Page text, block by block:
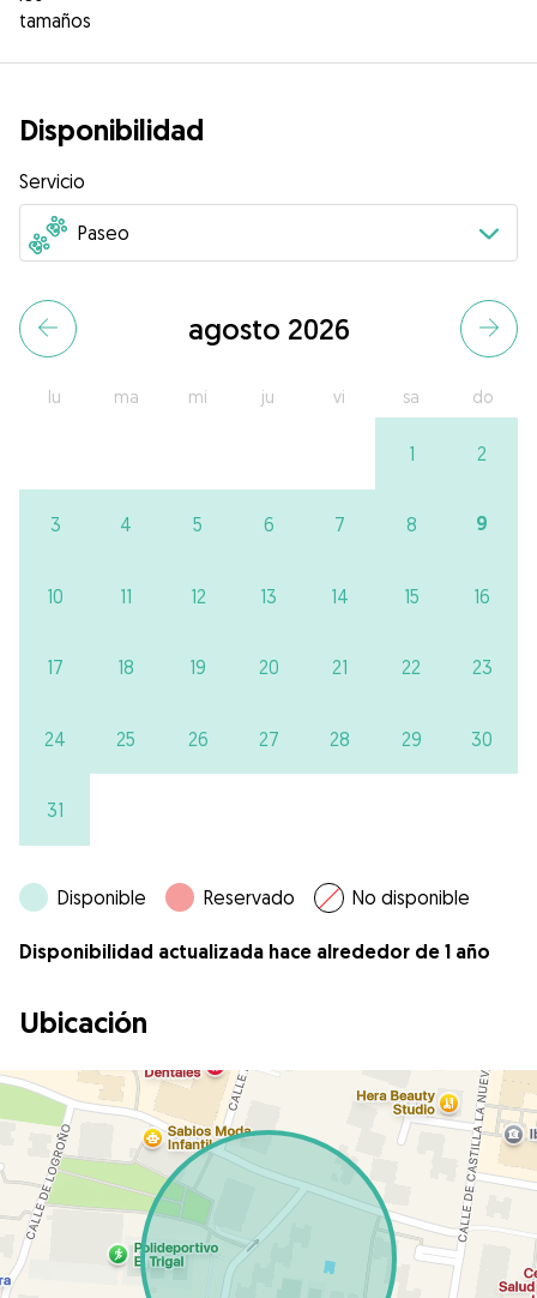
tamaños
Disponibilidad
Servicio
agosto 2026
lu ma mi ju vi sa do
1 2
3 4 5 6 7 8 9
10 11 12 13 14 15 16
17 18 19 20 21 22 23
24 25 26 27 28 29 30
31
Disponible Reservado No disponible
Disponibilidad actualizada hace alrededor de 1 año
Ubicación